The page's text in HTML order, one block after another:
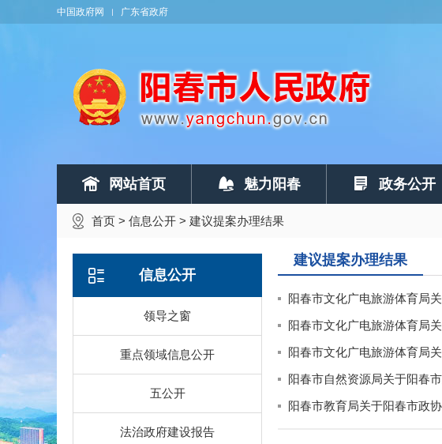
中国政府网 广东省政府
网站首页 魅力阳春 政务公开
首页 > 信息公开 > 建议提案办理结果
信息公开
领导之窗
重点领域信息公开
五公开
法治政府建设报告
建议提案办理结果
阳春市文化广电旅游体育局
阳春市文化广电旅游体育局
阳春市文化广电旅游体育局
阳春市自然资源局关于阳春
阳春市教育局关于阳春市政